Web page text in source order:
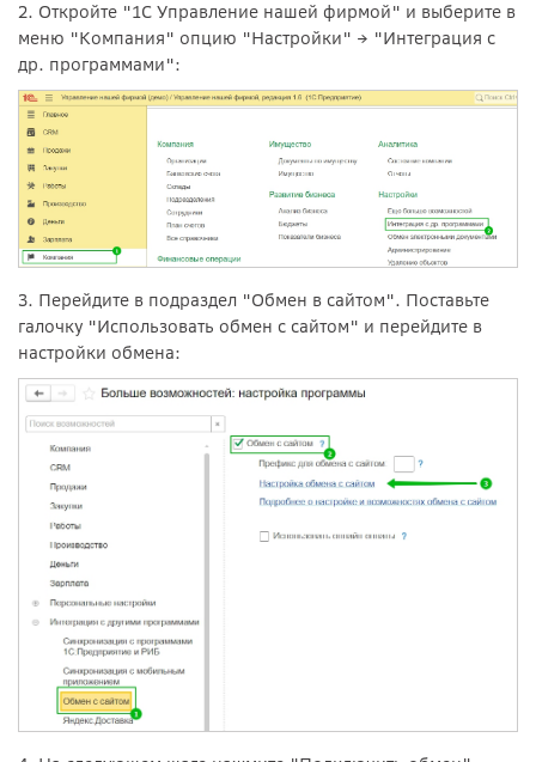
2. Откройте "1С Управление нашей фирмой" и выберите в
меню "Компания" опцию "Настройки" → "Интеграция с
др. программами":
3. Перейдите в подраздел "Обмен в сайтом". Поставьте
галочку "Использовать обмен с сайтом" и перейдите в
настройки обмена: